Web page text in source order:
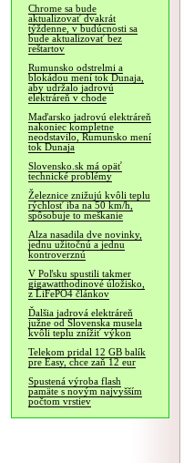
Chrome sa bude
aktualizovať dvakrát
týždenne, v budúcnosti sa
bude aktualizovať bez
reštartov
Rumunsko odstrelmi a
blokádou mení tok Dunaja,
aby udržalo jadrovú
elektráreň v chode
Maďarsko jadrovú elektráreň
nakoniec kompletne
neodstavilo, Rumunsko mení
tok Dunaja
Slovensko.sk má opäť
technické problémy
Železnice znižujú kvôli teplu
rýchlosť iba na 50 km/h,
spôsobuje to meškanie
Alza nasadila dve novinky,
jednu užitočnú a jednu
kontroverznú
V Poľsku spustili takmer
gigawatthodinové úložisko,
z LiFePO4 článkov
Ďalšia jadrová elektráreň
južne od Slovenska musela
kvôli teplu znížiť výkon
Telekom pridal 12 GB balík
pre Easy, chce zaň 12 eur
Spustená výroba flash
pamäte s novým najvyšším
počtom vrstiev